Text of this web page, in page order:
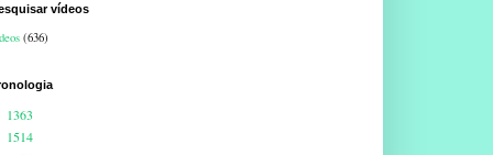
vídeos
(636)
1363
1514